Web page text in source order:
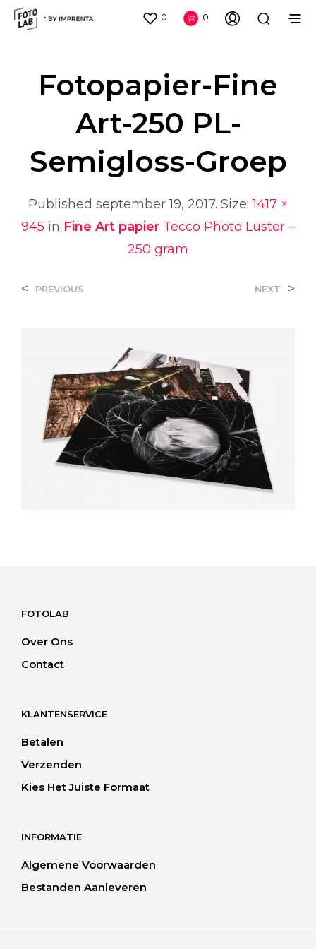
0 0
Fotopapier-Fine
Art-250 PL-
Semigloss-Groep
Published september 19, 2017. Size:1417 ×
945 in Fine Art papier Tecco Photo Luster –
250 gram
< PREVIOUS NEXT >
FOTOLAB
Over Ons
Contact
KLANTENSERVICE
Betalen
Verzenden
Kies Het Juiste Formaat
INFORMATIE
Algemene Voorwaarden
Bestanden Aanleveren